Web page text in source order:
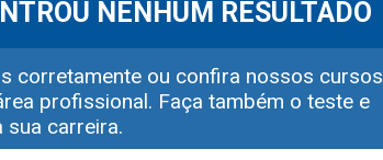
NENHUM RESULTADO
corretamente ou confira nossos cursos
profissional. Faça também o teste e
carreira.